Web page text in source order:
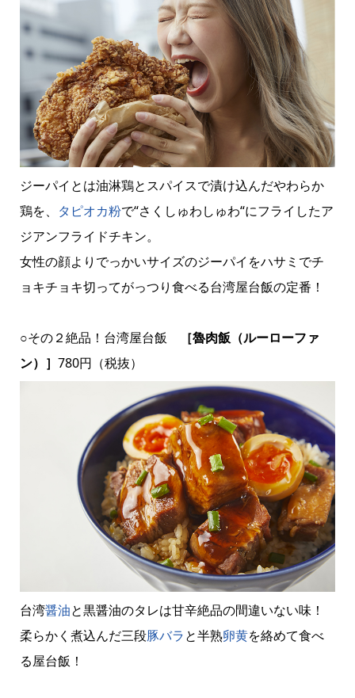
ジーパイとは油淋鶏とスパイスで漬け込んだやわらか
鶏を、 タピオカ粉で“さくしゅわしゅわ“にフライしたア
ジアンフライドチキン。
女性の顔よりでっかいサイズのジーパイをハサミでチ
ョキチョキ切ってがっつり食べる台湾屋台飯の定番！
○その２絶品！台湾屋台飯
［魯肉飯（ルーローファ
ン）］ 780円（税抜）
台湾醤油と黒醤油のタレは甘辛絶品の間違いない味！
柔らかく煮込んだ三段豚バラと半熟卵黄を絡めて食べ
る屋台飯！